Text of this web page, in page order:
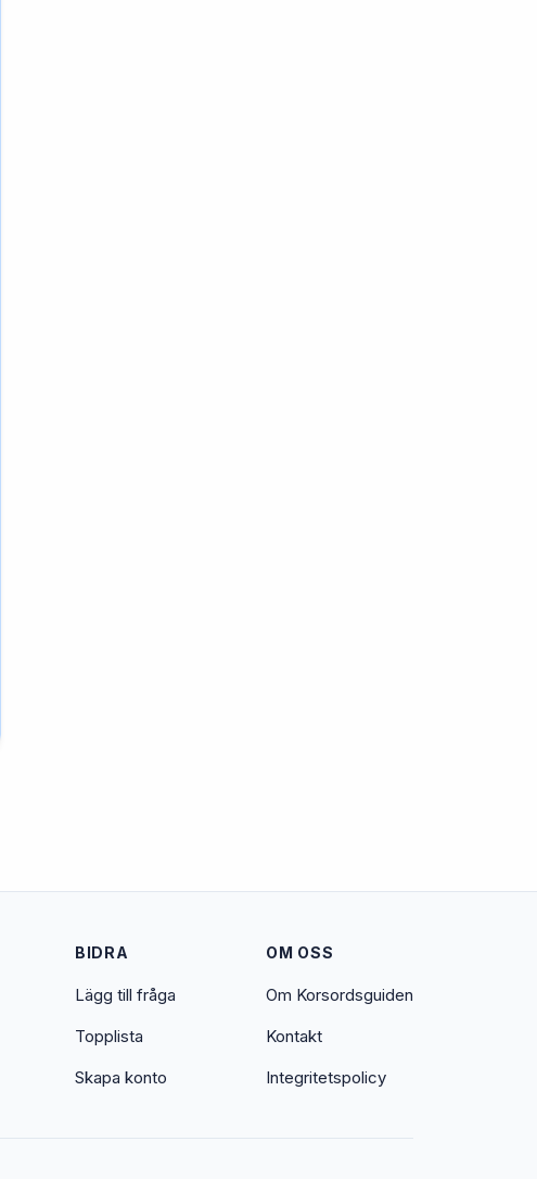
BIDRA
Lägg till fråga
Topplista
Skapa konto
OM OSS
Om Korsordsguiden
Kontakt
Integritetspolicy